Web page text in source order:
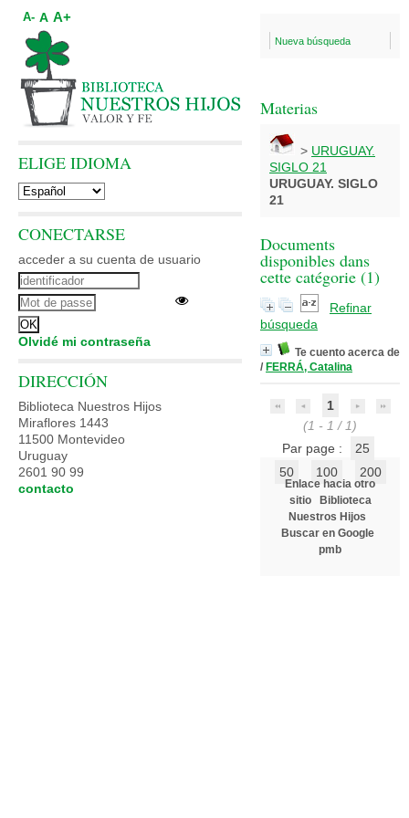
Nueva búsqueda
Materias
> URUGUAY.
SIGLO 21
URUGUAY. SIGLO
21
Documents
disponibles dans
cette catégorie (1)
Refinar
búsqueda
Te cuento acerca de
/ FERRÁ, Catalina
1
(1 - 1 / 1)
Par page :
25
50
100 200
Enlace hacia otro
sitio
Biblioteca
Nuestros Hijos
Buscar en Google
pmb
A- A A+
ELIGE IDIOMA
CONECTARSE
acceder a su cuenta de usuario
Olvidé mi contraseña
DIRECCIÓN
Biblioteca Nuestros Hijos
Miraflores 1443
11500 Montevideo
Uruguay
2601 90 99
contacto